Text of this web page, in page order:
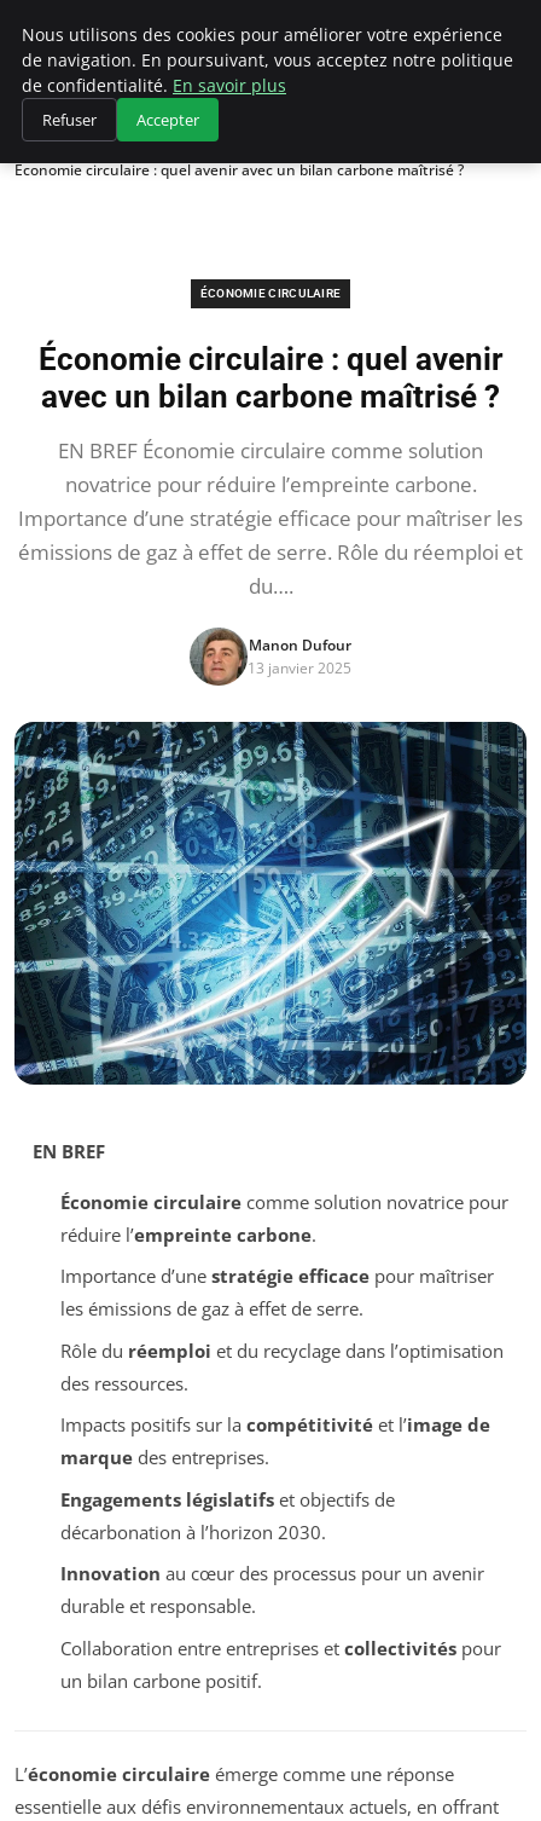
Climategatecountryclub.com
Accueil
Économie circulaire
Économie circulaire : quel avenir avec un bilan carbone maîtrisé ?
ÉCONOMIE CIRCULAIRE
Économie circulaire : quel avenir
avec un bilan carbone maîtrisé ?
EN BREF Économie circulaire comme solution
novatrice pour réduire l’empreinte carbone.
Importance d’une stratégie efficace pour maîtriser les
émissions de gaz à effet de serre. Rôle du réemploi et
du….
Manon Dufour
13 janvier 2025
EN BREF
Économie circulairecomme solution novatrice pour
réduire l’empreinte carbone.
Importance d’une stratégie efficacepour maîtriser
les émissions de gaz à effet de serre.
Rôle du réemploi et du recyclage dans l’optimisation
des ressources.
Impacts positifs sur la compétitivitéet l’image de
marquedes entreprises.
Engagements législatifset objectifs de
décarbonation à l’horizon 2030.
Innovation au cœur des processus pour un avenir
durable et responsable.
Collaboration entre entreprises et collectivitéspour
un bilan carbone positif.
L’économie circulaire émerge comme une réponse
essentielle aux défis environnementaux actuels, en offrant
Nous utilisons des cookies pour améliorer votre expérience
de navigation. En poursuivant, vous acceptez notre politique
de confidentialité. En savoir plus
Refuser Accepter